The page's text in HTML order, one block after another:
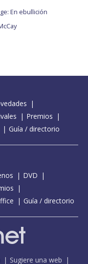
En ebullición
Premios
Guía / directorio
DVD
Guía / directorio
Sugiere una web